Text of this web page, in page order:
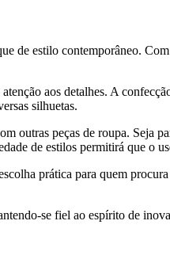
estilo contemporâneo.
aos detalhes. A
silhuetas.
peças de roupa. Seja
de estilos permitirá que o
prática para quem
se fiel ao espírito de